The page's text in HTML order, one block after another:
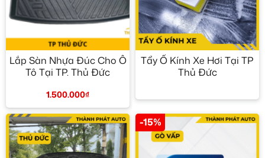
Lắp Sàn Nhựa Đúc Cho Ô
Tô Tại TP. Thủ Đức
1.500.000₫
Tẩy Ố Kính Xe Hơi Tại TP
Thủ Đức
-15%